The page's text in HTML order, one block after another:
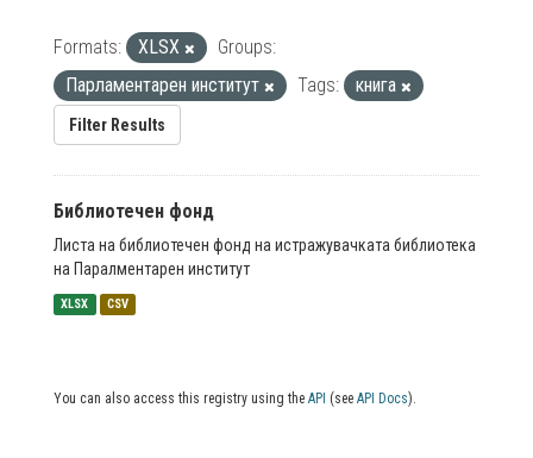
Formats: XLSX
Groups:
Парламентарен институт
Tags: книга
Filter Results
Библиотечен фонд
Листа на библиотечен фонд на истражувачката библиотека
на Паралментарен институт
XLSX CSV
You can also access this registry using the API (see API Docs).